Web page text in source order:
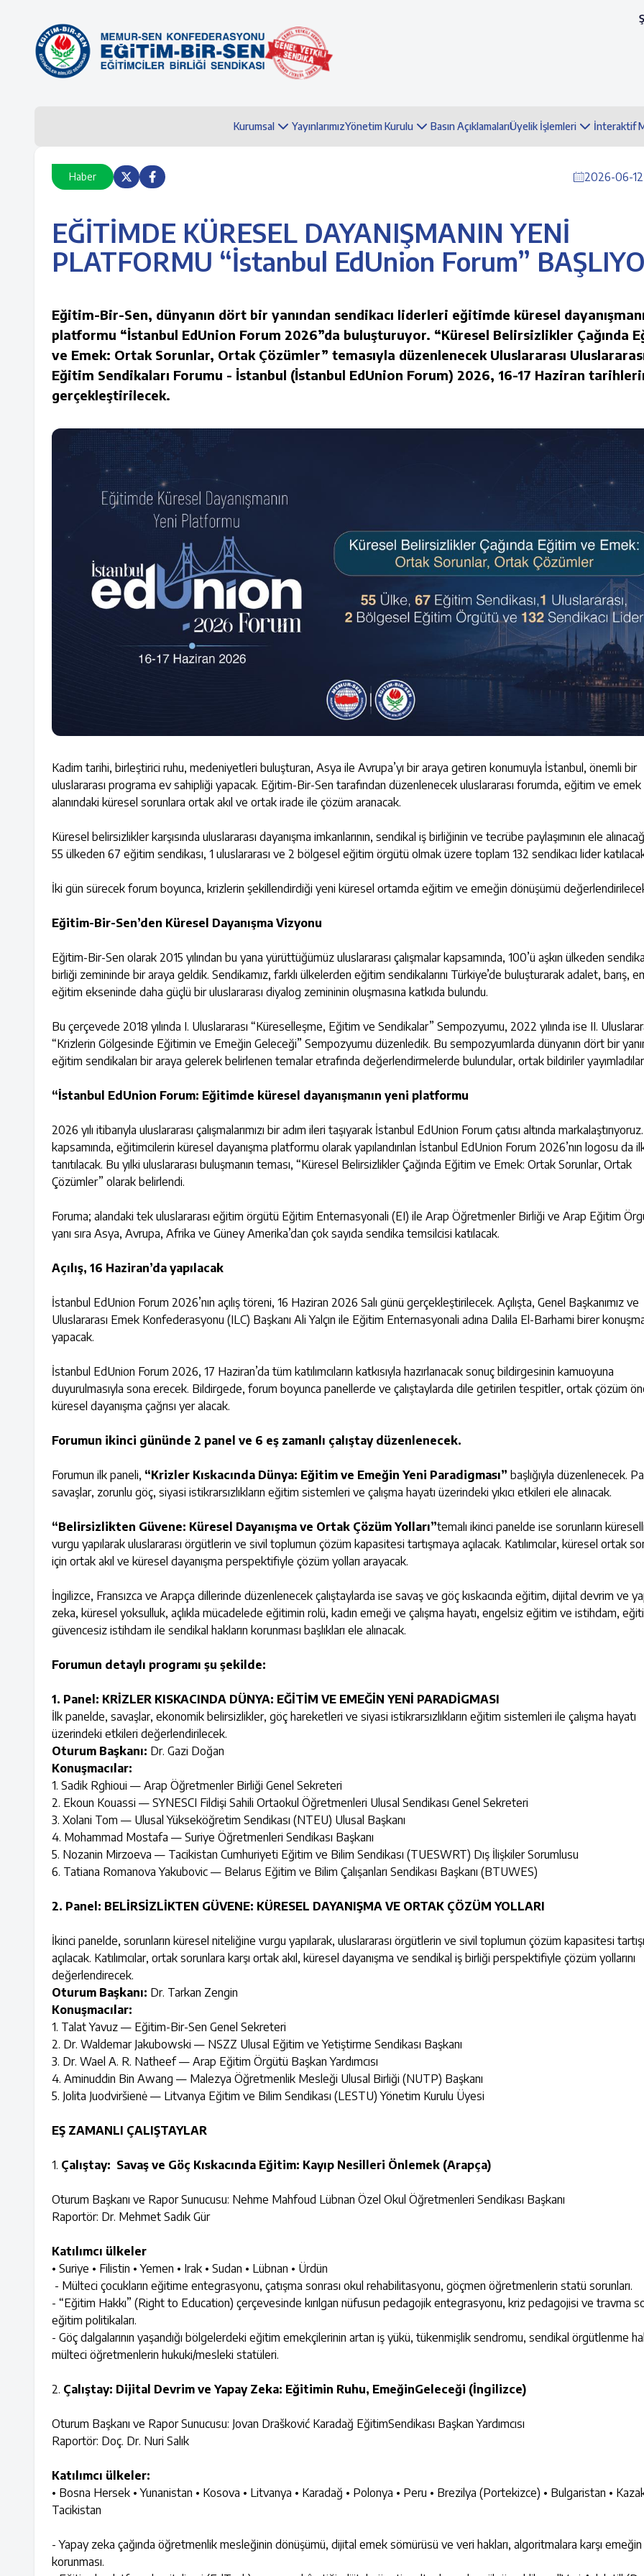
Kurumsal YayınlarımızYönetim Kurulu Basın AçıklamalarıÜyelik İşlemleri İnteraktif
Haber 2026-06-12
EĞİTİMDE KÜRESEL DAYANIŞMANIN YENİ
PLATFORMU “İstanbul EdUnion Forum”
Eğitim-Bir-Sen, dünyanın dört bir yanından sendikacı liderleri eğitimde küresel
platformu “İstanbul EdUnion Forum 2026”da buluşturuyor. “Küresel Belirsizlikler Çağında
ve Emek: Ortak Sorunlar, Ortak Çözümler” temasıyla düzenlenecek Uluslararası
Eğitim Sendikaları Forumu - İstanbul (İstanbul EdUnion Forum) 2026, 16-17 Haziran
gerçekleştirilecek.
Kadim tarihi, birleştirici ruhu, medeniyetleri buluşturan, Asya ile Avrupa’yı bir araya getiren konumuyla İstanbul, önemli bir
uluslararası programa ev sahipliği yapacak. Eğitim-Bir-Sen tarafından düzenlenecek uluslararası forumda, eğitim ve emek
alanındaki küresel sorunlara ortak akıl ve ortak irade ile çözüm aranacak.
Küresel belirsizlikler karşısında uluslararası dayanışma imkanlarının, sendikal iş birliğinin ve tecrübe paylaşımının ele
55 ülkeden 67 eğitim sendikası, 1 uluslararası ve 2 bölgesel eğitim örgütü olmak üzere toplam 132 sendikacı lider
İki gün sürecek forum boyunca, krizlerin şekillendirdiği yeni küresel ortamda eğitim ve emeğin dönüşümü
Eğitim-Bir-Sen’den Küresel Dayanışma Vizyonu
Eğitim-Bir-Sen olarak 2015 yılından bu yana yürüttüğümüz uluslararası çalışmalar kapsamında, 100’ü aşkın ülkeden
birliği zemininde bir araya geldik. Sendikamız, farklı ülkelerden eğitim sendikalarını Türkiye’de buluşturarak adalet, barış,
eğitim ekseninde daha güçlü bir uluslararası diyalog zemininin oluşmasına katkıda bulundu.
Bu çerçevede 2018 yılında I. Uluslararası “Küreselleşme, Eğitim ve Sendikalar” Sempozyumu, 2022 yılında ise II.
“Krizlerin Gölgesinde Eğitimin ve Emeğin Geleceği” Sempozyumu düzenledik. Bu sempozyumlarda dünyanın dört bir
eğitim sendikaları bir araya gelerek belirlenen temalar etrafında değerlendirmelerde bulundular, ortak bildiriler
“İstanbul EdUnion Forum: Eğitimde küresel dayanışmanın yeni platformu
2026 yılı itibarıyla uluslararası çalışmalarımızı bir adım ileri taşıyarak İstanbul EdUnion Forum çatısı altında
kapsamında, eğitimcilerin küresel dayanışma platformu olarak yapılandırılan İstanbul EdUnion Forum 2026’nın logosu da
tanıtılacak. Bu yılki uluslararası buluşmanın teması, “Küresel Belirsizlikler Çağında Eğitim ve Emek: Ortak Sorunlar, Ortak
Çözümler” olarak belirlendi.
Foruma; alandaki tek uluslararası eğitim örgütü Eğitim Enternasyonali (EI) ile Arap Öğretmenler Birliği ve Arap Eğitim
yanı sıra Asya, Avrupa, Afrika ve Güney Amerika’dan çok sayıda sendika temsilcisi katılacak.
Açılış, 16 Haziran’da yapılacak
İstanbul EdUnion Forum 2026’nın açılış töreni, 16 Haziran 2026 Salı günü gerçekleştirilecek. Açılışta, Genel Başkanımız ve
Uluslararası Emek Konfederasyonu (ILC) Başkanı Ali Yalçın ile Eğitim Enternasyonali adına Dalila El-Barhami birer
yapacak.
İstanbul EdUnion Forum 2026, 17 Haziran’da tüm katılımcıların katkısıyla hazırlanacak sonuç bildirgesinin kamuoyuna
duyurulmasıyla sona erecek. Bildirgede, forum boyunca panellerde ve çalıştaylarda dile getirilen tespitler, ortak çözüm
küresel dayanışma çağrısı yer alacak.
Forumun ikinci gününde 2 panel ve 6 eş zamanlı çalıştay düzenlenecek.
Forumun ilk paneli, “Krizler Kıskacında Dünya: Eğitim ve Emeğin Yeni Paradigması” başlığıyla düzenlenecek.
savaşlar, zorunlu göç, siyasi istikrarsızlıkların eğitim sistemleri ve çalışma hayatı üzerindeki yıkıcı etkileri ele alınacak.
“Belirsizlikten Güvene: Küresel Dayanışma ve Ortak Çözüm Yolları”temalı ikinci panelde ise sorunların
vurgu yapılarak uluslararası örgütlerin ve sivil toplumun çözüm kapasitesi tartışmaya açılacak. Katılımcılar, küresel ortak
için ortak akıl ve küresel dayanışma perspektifiyle çözüm yolları arayacak.
İngilizce, Fransızca ve Arapça dillerinde düzenlenecek çalıştaylarda ise savaş ve göç kıskacında eğitim, dijital devrim ve
zeka, küresel yoksulluk, açlıkla mücadelede eğitimin rolü, kadın emeği ve çalışma hayatı, engelsiz eğitim ve istihdam,
güvencesiz istihdam ile sendikal hakların korunması başlıkları ele alınacak.
Forumun detaylı programı şu şekilde:
1. Panel: KRİZLER KISKACINDA DÜNYA: EĞİTİM VE EMEĞİN YENİ PARADİGMASI
İlk panelde, savaşlar, ekonomik belirsizlikler, göç hareketleri ve siyasi istikrarsızlıkların eğitim sistemleri ile çalışma hayatı
üzerindeki etkileri değerlendirilecek.
Oturum Başkanı: Dr. Gazi Doğan
Konuşmacılar:
1. Sadik Rghioui — Arap Öğretmenler Birliği Genel Sekreteri
2. Ekoun Kouassi — SYNESCI Fildişi Sahili Ortaokul Öğretmenleri Ulusal Sendikası Genel Sekreteri
3. Xolani Tom — Ulusal Yükseköğretim Sendikası (NTEU) Ulusal Başkanı
4. Mohammad Mostafa — Suriye Öğretmenleri Sendikası Başkanı
5. Nozanin Mirzoeva — Tacikistan Cumhuriyeti Eğitim ve Bilim Sendikası (TUESWRT) Dış İlişkiler Sorumlusu
6. Tatiana Romanova Yakubovic — Belarus Eğitim ve Bilim Çalışanları Sendikası Başkanı (BTUWES)
2. Panel: BELİRSİZLİKTEN GÜVENE: KÜRESEL DAYANIŞMA VE ORTAK ÇÖZÜM YOLLARI
İkinci panelde, sorunların küresel niteliğine vurgu yapılarak, uluslararası örgütlerin ve sivil toplumun çözüm kapasitesi
açılacak. Katılımcılar, ortak sorunlara karşı ortak akıl, küresel dayanışma ve sendikal iş birliği perspektifiyle çözüm yollarını
değerlendirecek.
Oturum Başkanı: Dr. Tarkan Zengin
Konuşmacılar:
1. Talat Yavuz — Eğitim-Bir-Sen Genel Sekreteri
2. Dr. Waldemar Jakubowski — NSZZ Ulusal Eğitim ve Yetiştirme Sendikası Başkanı
3. Dr. Wael A. R. Natheef — Arap Eğitim Örgütü Başkan Yardımcısı
4. Aminuddin Bin Awang — Malezya Öğretmenlik Mesleği Ulusal Birliği (NUTP) Başkanı
5. Jolita Juodviršienė — Litvanya Eğitim ve Bilim Sendikası (LESTU) Yönetim Kurulu Üyesi
EŞ ZAMANLI ÇALIŞTAYLAR
1. Çalıştay: Savaş ve Göç Kıskacında Eğitim: Kayıp Nesilleri Önlemek (Arapça)
Oturum Başkanı ve Rapor Sunucusu: Nehme Mahfoud Lübnan Özel Okul Öğretmenleri Sendikası Başkanı
Raportör: Dr. Mehmet Sadık Gür
Katılımcı ülkeler
• Suriye • Filistin • Yemen • Irak • Sudan • Lübnan • Ürdün
- Mülteci çocukların eğitime entegrasyonu, çatışma sonrası okul rehabilitasyonu, göçmen öğretmenlerin statü sorunları.
- “Eğitim Hakkı” (Right to Education) çerçevesinde kırılgan nüfusun pedagojik entegrasyonu, kriz pedagojisi ve travma
eğitim politikaları.
- Göç dalgalarının yaşandığı bölgelerdeki eğitim emekçilerinin artan iş yükü, tükenmişlik sendromu, sendikal örgütlenme
mülteci öğretmenlerin hukuki/mesleki statüleri.
2. Çalıştay: Dijital Devrim ve Yapay Zeka: Eğitimin Ruhu, EmeğinGeleceği (İngilizce)
Oturum Başkanı ve Rapor Sunucusu: Jovan Drašković Karadağ EğitimSendikası Başkan Yardımcısı
Raportör: Doç. Dr. Nuri Salık
Katılımcı ülkeler:
• Bosna Hersek • Yunanistan • Kosova • Litvanya • Karadağ • Polonya • Peru • Brezilya (Portekizce) • Bulgaristan •
Tacikistan
- Yapay zeka çağında öğretmenlik mesleğinin dönüşümü, dijital emek sömürüsü ve veri hakları, algoritmalara karşı emeğin
korunması.